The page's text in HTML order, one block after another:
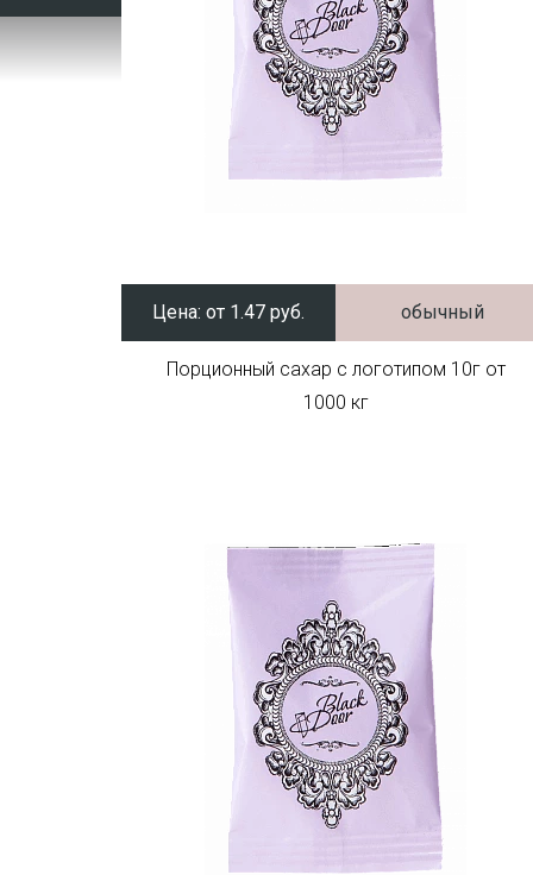
Цена: от 1.47 руб. обычный
Порционный сахар с логотипом 10г от
1000 кг